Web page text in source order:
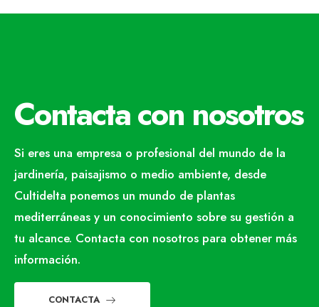
Contacta con nosotros
Si eres una empresa o profesional del mundo de la
jardinería, paisajismo o medio ambiente, desde
Cultidelta ponemos un mundo de plantas
mediterráneas y un conocimiento sobre su gestión a
tu alcance. Contacta con nosotros para obtener más
información.
CONTACTA